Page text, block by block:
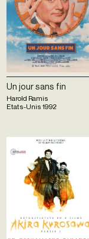
Un jour sans fin
Harold Ramis
Etats-Unis 1992